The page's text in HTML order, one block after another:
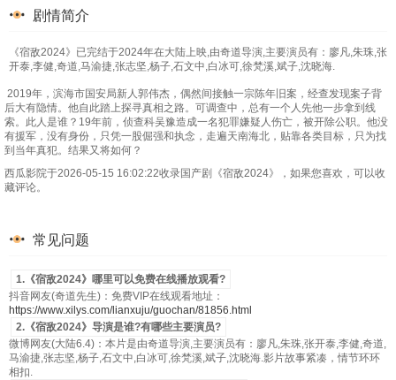
剧情简介
《宿敌2024》已完结于2024年在大陆上映,由奇道导演,主要演员有：廖凡,朱珠,张
开泰,李健,奇道,马渝捷,张志坚,杨子,石文中,白冰可,徐梵溪,斌子,沈晓海.
2019年，滨海市国安局新人郭伟杰，偶然间接触一宗陈年旧案，经查发现案子背
后大有隐情。他自此踏上探寻真相之路。可调查中，总有一个人先他一步拿到线
索。此人是谁？19年前，侦查科吴豫造成一名犯罪嫌疑人伤亡，被开除公职。他没
有援军，没有身份，只凭一股倔强和执念，走遍天南海北，贴靠各类目标，只为找
到当年真犯。结果又将如何？
西瓜影院于2026-05-15 16:02:22收录国产剧《宿敌2024》，如果您喜欢，可以收
藏评论。
常见问题
1.《宿敌2024》哪里可以免费在线播放观看?
抖音网友(奇道先生)：免费VIP在线观看地址：
https://www.xilys.com/lianxuju/guochan/81856.html
2.《宿敌2024》导演是谁?有哪些主要演员?
微博网友(大陆6.4)：本片是由奇道导演,主要演员有：廖凡,朱珠,张开泰,李健,奇道,
马渝捷,张志坚,杨子,石文中,白冰可,徐梵溪,斌子,沈晓海.影片故事紧凑，情节环环
相扣.